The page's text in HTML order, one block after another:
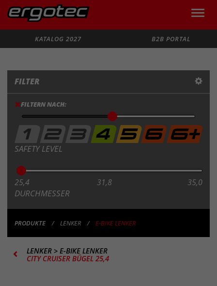
Toggle
KATALOG 2027
B2B PORTAL
FILTER
FILTERN NACH:
SAFETY LEVEL
25,4 31,8 35,0
DURCHMESSER
PRODUKTE LENKER E-BIKE LENKER
LENKER > E-BIKE LENKER
CITY CRUISER BÜGEL 25,4